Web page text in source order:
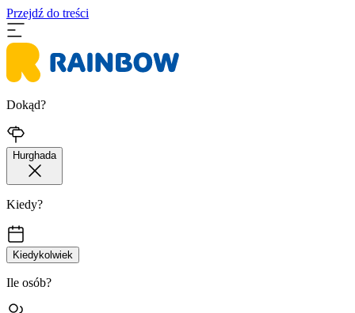
Przejdź do treści
Dokąd?
Hurghada
Kiedy?
Kiedykolwiek
Ile osób?